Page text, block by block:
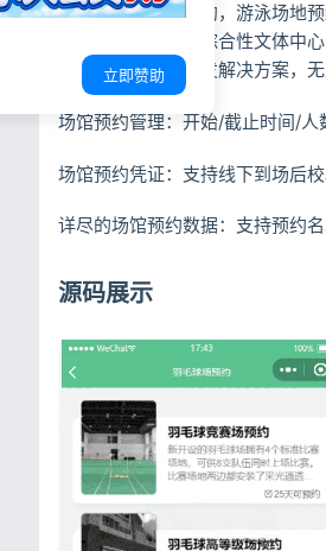
约，乒乓球场地预约，游泳场地
型，既适用于大型综合性文体中
提供的小程序云开发解决方案，
场馆预约管理：开始/截止时间/
场馆预约凭证：支持线下到场后
详尽的场馆预约数据：支持预约
源码展示
立即赞助